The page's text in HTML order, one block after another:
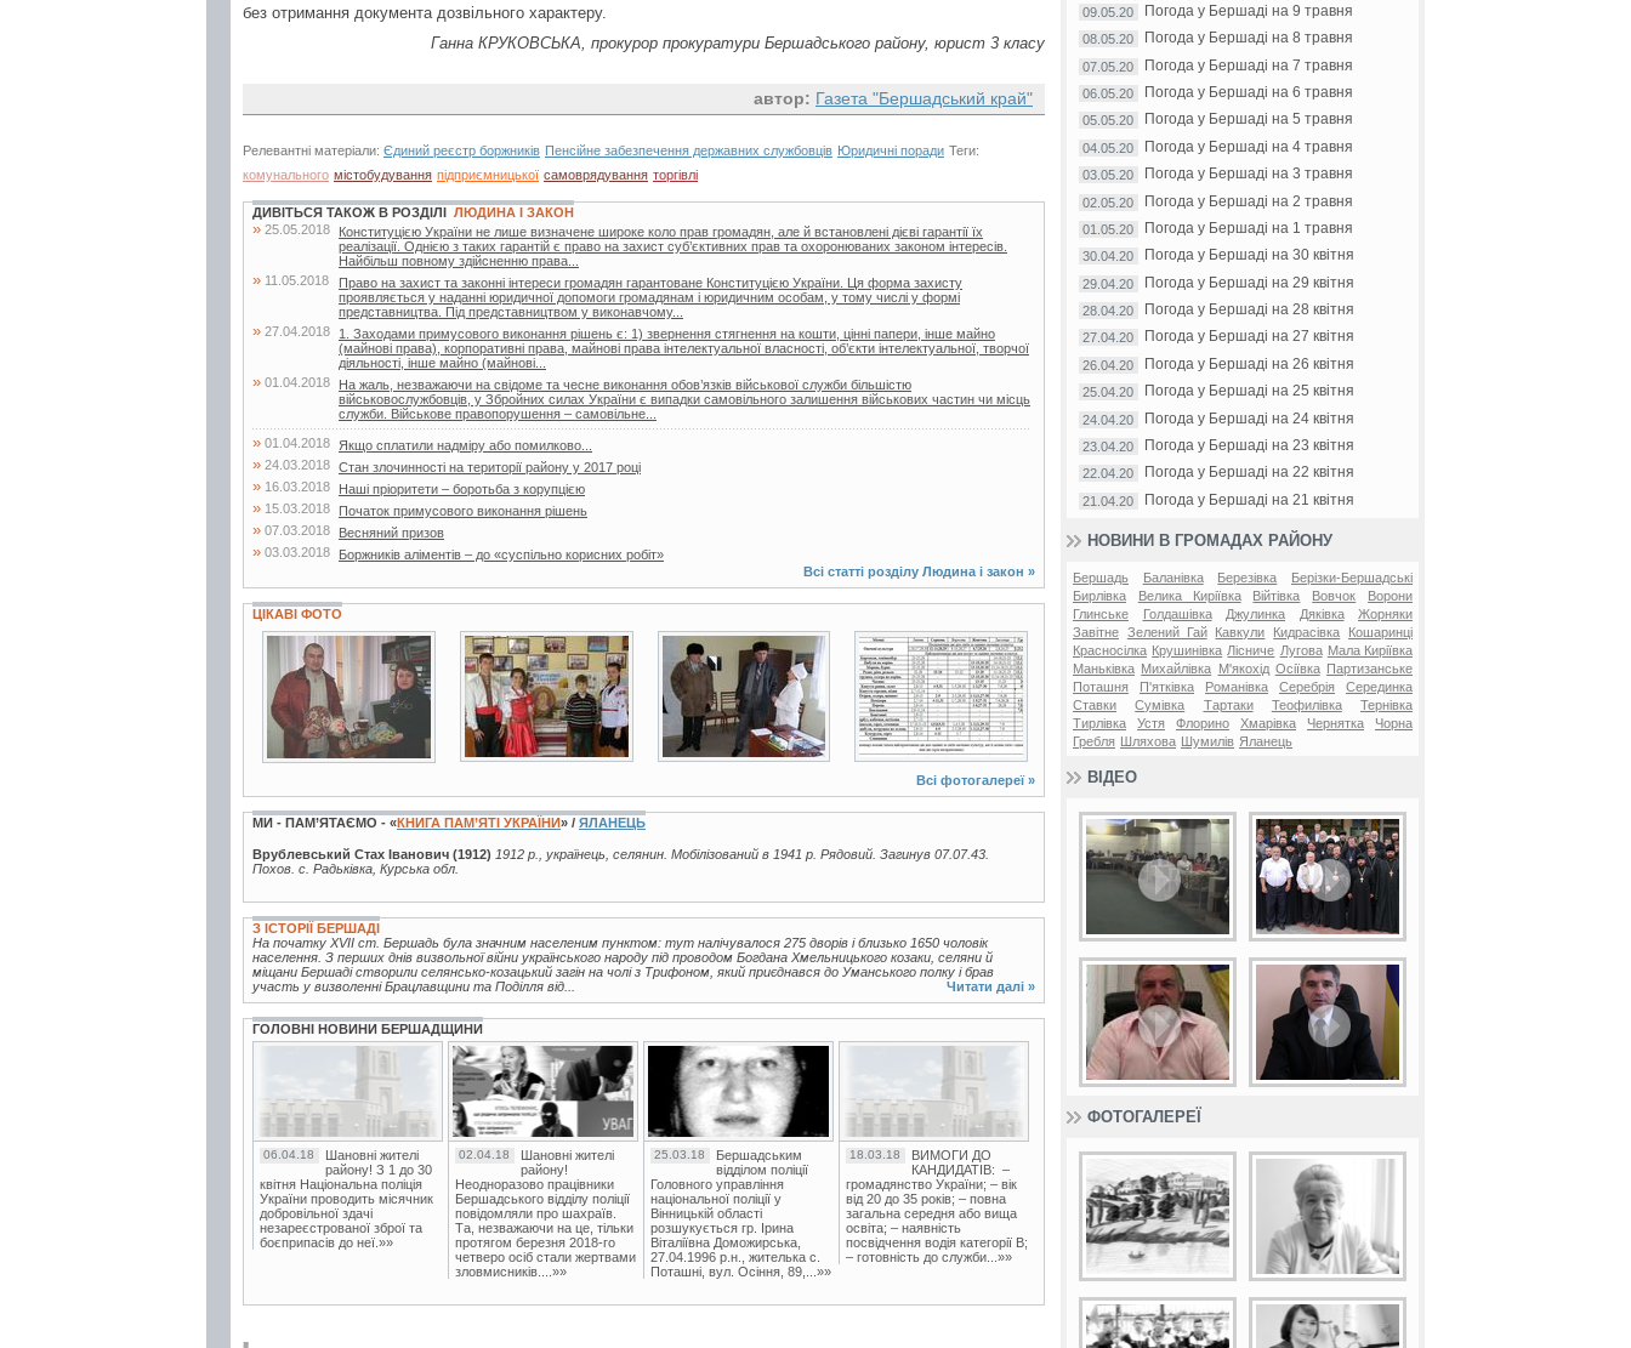
без отримання документа дозвільного характеру.
Ганна КРУКОВСЬКА, прокурор прокуратури Бершадського району, юрист 3 класу
автор: Газета "Бершадський край"
Релевантні матеріали: Єдиний реєстр боржників Пенсійне забезпечення державних службовців Юридичні поради Теги:
комунального містобудування підприємницької самоврядування торгівлі
ДИВІТЬСЯ ТАКОЖ В РОЗДІЛІ ЛЮДИНА І ЗАКОН
» 25.05.2018
Конституцією України не лише визначене широке коло прав громадян, але й встановлені дієві гарантії їх
реалізації. Однією з таких гарантій є право на захист суб’єктивних прав та охоронюваних законом інтересів.
Найбільш повному здійсненню права...
» 11.05.2018
Право на захист та законні інтереси громадян гарантоване Конституцією України. Ця форма захисту
проявляється у наданні юридичної допомоги громадянам і юридичним особам, у тому числі у формі
представництва. Під представництвом у виконавчому...
» 27.04.2018
1. Заходами примусового виконання рішень є: 1) звернення стягнення на кошти, цінні папери, інше майно
(майнові права), корпоративні права, майнові права інтелектуальної власності, об’єкти інтелектуальної, творчої
діяльності, інше майно (майнові...
» 01.04.2018
На жаль, незважаючи на свідоме та чесне виконання обов’язків військової служби більшістю
військовослужбовців, у Збройних силах України є випадки самовільного залишення військових частин чи місць
служби. Військове правопорушення – самовільне...
» 01.04.2018 Якщо сплатили надміру або помилково...
» 24.03.2018 Стан злочинності на території району у 2017 році
» 16.03.2018 Наші пріоритети – боротьба з корупцією
» 15.03.2018 Початок примусового виконання рішень
» 07.03.2018 Весняний призов
» 03.03.2018
Боржників аліментів – до «суспільно корисних робіт»
Всі статті розділу Людина і закон »
ЦІКАВІ ФОТО
3 фото 5 фото 2 фото 2 фото
Всі фотогалереї »
МИ - ПАМ’ЯТАЄМО - «КНИГА ПАМ’ЯТІ УКРАЇНИ» / ЯЛАНЕЦЬ
Врублевський Стах Іванович (1912) 1912 р., українець, селянин. Мобілізований в 1941 р. Рядовий. Загинув 07.07.43.
Похов. с. Радьківка, Курська обл.
З ІСТОРІЇ БЕРШАДІ
На початку XVII ст. Бершадь була значним населеним пунктом: тут налічувалося 275 дворів і близько 1650 чоловік
населення. З перших днів визвольної війни українського народу під проводом Богдана Хмельницького козаки, селяни й
міщани Бершаді створили селянсько-козацький загін на чолі з Трифоном, який приєднався до Уманського полку і брав
участь у визволенні Брацлавщини та Поділля від...
Читати далі »
ГОЛОВНІ НОВИНИ БЕРШАДЩИНИ
06.04.18
Шановні жителі
району! З 1 до 30
квітня Національна поліція
України проводить місячник
добровільної здачі
незареєстрованої зброї та
боєприпасів до неї.»»
02.04.18
Шановні жителі
району!
Неодноразово працівники
Бершадського відділу поліції
повідомляли про шахраїв.
Та, незважаючи на це, тільки
протягом березня 2018-го
четверо осіб стали жертвами
зловмисників....»»
25.03.18
Бершадським
відділом поліції
Головного управління
національної поліції у
Вінницькій області
розшукується гр. Ірина
Віталіївна Доможирська,
27.04.1996 р.н., жителька с.
Поташні, вул. Осіння, 89,...»»
18.03.18
ВИМОГИ ДО
КАНДИДАТІВ: –
громадянство України; – вік
від 20 до 35 років; – повна
загальна середня або вища
освіта; – наявність
посвідчення водія категорії В;
– готовність до служби...»»
09.05.20 Погода у Бершаді на 9 травня
08.05.20 Погода у Бершаді на 8 травня
07.05.20 Погода у Бершаді на 7 травня
06.05.20 Погода у Бершаді на 6 травня
05.05.20 Погода у Бершаді на 5 травня
04.05.20 Погода у Бершаді на 4 травня
03.05.20 Погода у Бершаді на 3 травня
02.05.20 Погода у Бершаді на 2 травня
01.05.20 Погода у Бершаді на 1 травня
30.04.20 Погода у Бершаді на 30 квітня
29.04.20 Погода у Бершаді на 29 квітня
28.04.20 Погода у Бершаді на 28 квітня
27.04.20 Погода у Бершаді на 27 квітня
26.04.20 Погода у Бершаді на 26 квітня
25.04.20 Погода у Бершаді на 25 квітня
24.04.20 Погода у Бершаді на 24 квітня
23.04.20 Погода у Бершаді на 23 квітня
22.04.20 Погода у Бершаді на 22 квітня
21.04.20 Погода у Бершаді на 21 квітня
НОВИНИ В ГРОМАДАХ РАЙОНУ
Бершадь Баланівка Березівка
Берізки-Бершадські
Бирлівка
Велика Киріївка Війтівка Вовчок
Ворони
Глинське
Голдашівка Джулинка Дяківка
Жорняки
Завітне Зелений Гай Кавкули Кидрасівка
Кошаринці
Красносілка Крушинівка Лісниче Лугова Мала Киріївка
Маньківка Михайлівка М'якохід Осіївка
Партизанське
Поташня
П'ятківка Романівка Серебрія
Серединка
Ставки
Сумівка Тартаки Теофилівка
Тернівка
Тирлівка
Устя Флорино Хмарівка Чернятка
Чорна
Гребля
Шляхова Шумилів Яланець
ВІДЕО
ФОТОГАЛЕРЕЇ